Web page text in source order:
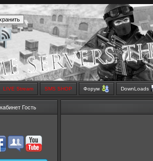
LIVE Stream SMS SHOP Форум DownLoads
Гость